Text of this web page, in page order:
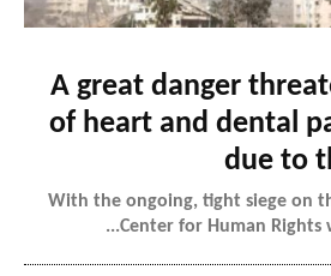
A great danger
of heart and dental
due to
With the ongoing, tight siege on
Center for Human Rights